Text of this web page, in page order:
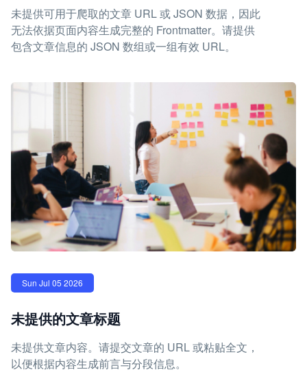
未提供可用于爬取的文章 URL 或 JSON 数据，因此
无法依据页面内容生成完整的 Frontmatter。请提供
包含文章信息的 JSON 数组或一组有效 URL。
Sun Jul 05 2026
未提供的文章标题
未提供文章内容。请提交文章的 URL 或粘贴全文，
以便根据内容生成前言与分段信息。